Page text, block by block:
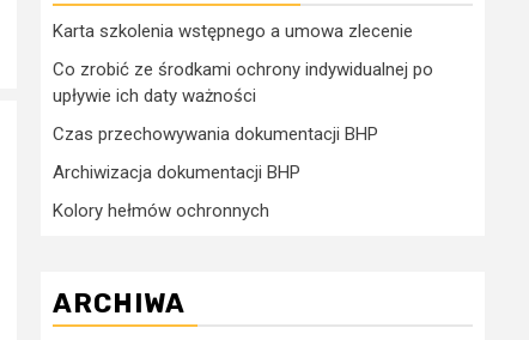
Karta szkolenia wstępnego a umowa zlecenie
Co zrobić ze środkami ochrony indywidualnej po
upływie ich daty ważności
Czas przechowywania dokumentacji BHP
Archiwizacja dokumentacji BHP
Kolory hełmów ochronnych
ARCHIWA